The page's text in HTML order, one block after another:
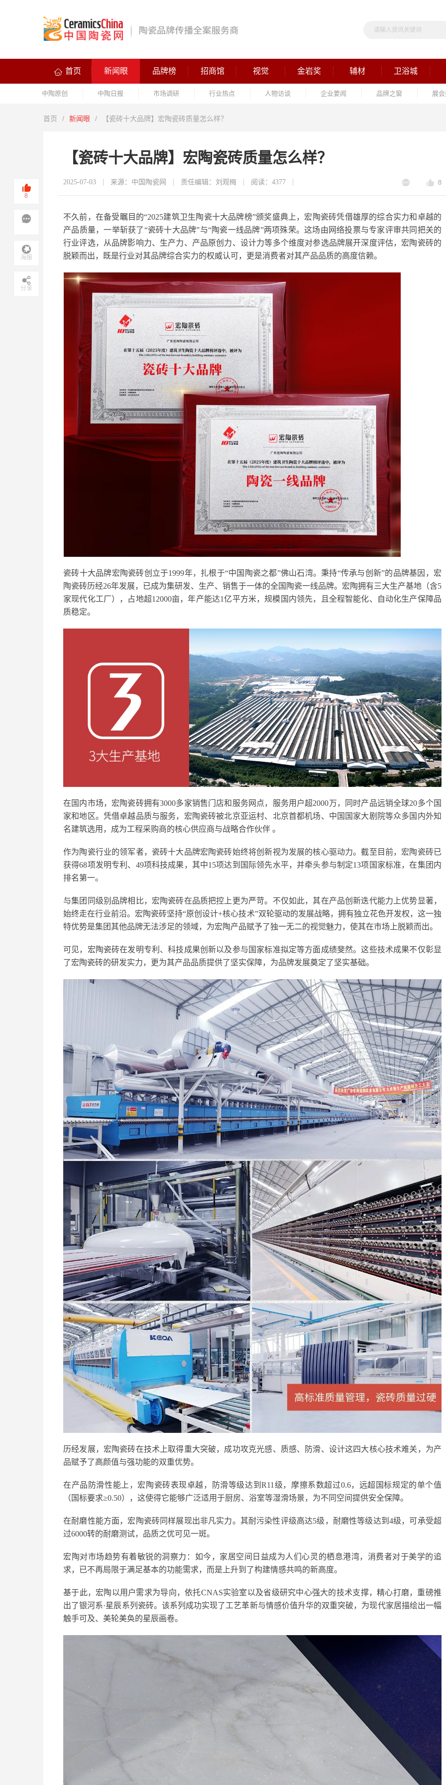
首页 新闻眼 品牌榜 招商馆 视觉 金岩奖 辅材 卫浴城
中陶原创 中陶日报 市场调研 行业热点 人物访谈 企业要闻 品牌之窗 展
首页 / 新闻眼 / 【瓷砖十大品牌】宏陶瓷砖质量怎么样？
【瓷砖十大品牌】宏陶瓷砖质量怎么样？
2025-07-03 来源：中国陶瓷网 责任编辑：刘观梅 阅读：4377 8
不久前，在备受瞩目的“2025建筑卫生陶瓷十大品牌榜”颁奖盛典上，宏陶瓷砖凭借雄厚的综合实力和卓越的
产品质量，一举斩获了“瓷砖十大品牌”与“陶瓷一线品牌”两项殊荣。这场由网络投票与专家评审共同把关的
行业评选，从品牌影响力、生产力、产品原创力、设计力等多个维度对参选品牌展开深度评估，宏陶瓷砖的
脱颖而出，既是行业对其品牌综合实力的权威认可，更是消费者对其产品品质的高度信赖。
瓷砖十大品牌宏陶瓷砖创立于1999年，扎根于“中国陶瓷之都”佛山石湾。秉持“传承与创新”的品牌基因，宏
陶瓷砖历经26年发展，已成为集研发、生产、销售于一体的全国陶瓷一线品牌。宏陶拥有三大生产基地（含5
家现代化工厂），占地超12000亩，年产能达1亿平方米，规模国内领先，且全程智能化、自动化生产保障品
质稳定。
在国内市场，宏陶瓷砖拥有3000多家销售门店和服务网点，服务用户超2000万，同时产品远销全球20多个国
家和地区。凭借卓越品质与服务，宏陶瓷砖被北京亚运村、北京首都机场、中国国家大剧院等众多国内外知
名建筑选用，成为工程采购商的核心供应商与战略合作伙伴 。
作为陶瓷行业的领军者，瓷砖十大品牌宏陶瓷砖始终将创新视为发展的核心驱动力。截至目前，宏陶瓷砖已
获得68项发明专利、49项科技成果，其中15项达到国际领先水平，并牵头参与制定13项国家标准，在集团内
排名第一。
与集团同级别品牌相比，宏陶瓷砖在品质把控上更为严苛。不仅如此，其在产品创新迭代能力上优势显著，
始终走在行业前沿。宏陶瓷砖坚持“原创设计+核心技术”双轮驱动的发展战略，拥有独立花色开发权，这一独
特优势是集团其他品牌无法涉足的领域，为宏陶产品赋予了独一无二的视觉魅力，使其在市场上脱颖而出。
可见，宏陶瓷砖在发明专利、科技成果创新以及参与国家标准拟定等方面成绩斐然。这些技术成果不仅彰显
了宏陶瓷砖的研发实力，更为其产品品质提供了坚实保障，为品牌发展奠定了坚实基础。
历经发展，宏陶瓷砖在技术上取得重大突破，成功攻克光感、质感、防滑、设计这四大核心技术难关，为产
品赋予了高颜值与强功能的双重优势。
在产品防滑性能上，宏陶瓷砖表现卓越，防滑等级达到R11级，摩擦系数超过0.6，远超国标规定的单个值
（国标要求≥0.50），这使得它能够广泛适用于厨房、浴室等湿滑场景，为不同空间提供安全保障。
在耐磨性能方面，宏陶瓷砖同样展现出非凡实力。其耐污染性评级高达5级，耐磨性等级达到4级，可承受超
过6000转的耐磨测试，品质之优可见一斑。
宏陶对市场趋势有着敏锐的洞察力：如今，家居空间日益成为人们心灵的栖息港湾，消费者对于美学的追
求，已不再局限于满足基本的功能需求，而是上升到了构建情感共鸣的新高度。
基于此，宏陶以用户需求为导向，依托CNAS实验室以及省级研究中心强大的技术支撑，精心打磨，重磅推
出了银河系·星辰系列瓷砖。该系列成功实现了工艺革新与情感价值升华的双重突破，为现代家居描绘出一幅
触手可及、美轮美奂的星辰画卷。
8
海报
分享